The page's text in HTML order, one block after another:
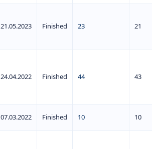
21.05.2023 Finished 23 21
24.04.2022 Finished 44 43
07.03.2022 Finished 10 10